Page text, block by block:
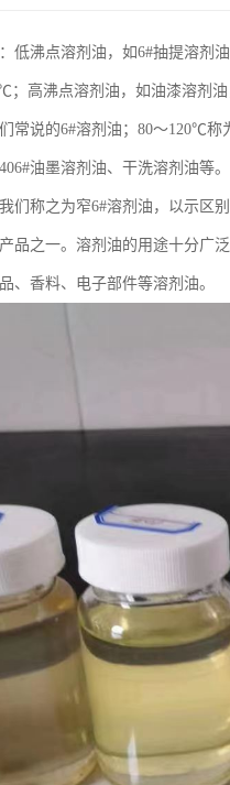
低沸点溶剂油，如6#抽提溶剂
；高沸点溶剂油，如油漆溶剂
常说的6#溶剂油；80～120℃
油墨溶剂油、干洗溶剂油等
们称之为窄6#溶剂油，以示区
品之一。溶剂油的用途十分广
、香料、电子部件等溶剂油。